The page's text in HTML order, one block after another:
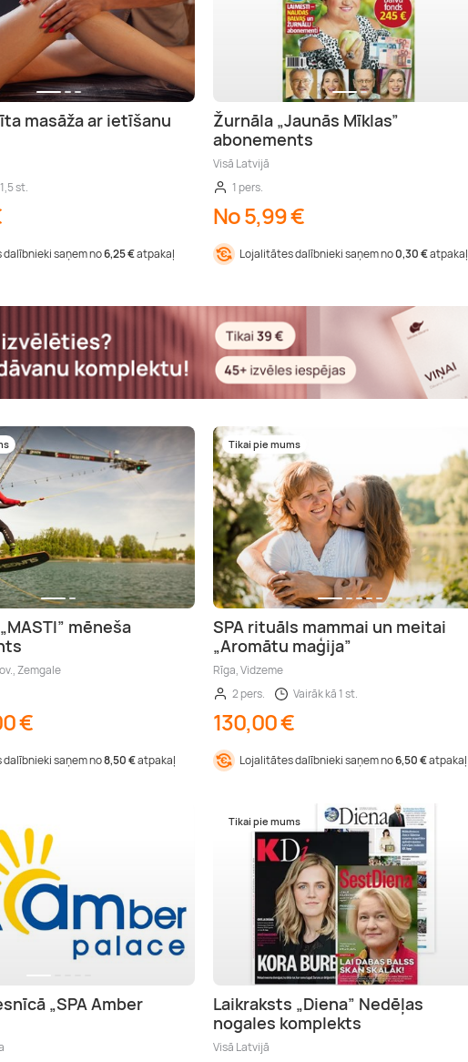
masāža ar ietīšanu
1,5 st.
saņem no6,25 €atpakaļ
Žurnāla „Jaunās Mīklas”
abonements
Visā Latvijā
1 pers.
No 5,99 €
Lojalitātes dalībnieki saņem no0,30 €atpakaļ
mēneša
Zemgale
€
saņem no8,50 €atpakaļ
Tikai pie mums
SPA rituāls mammai un meitai
„Aromātu maģija”
Rīga, Vidzeme
2 pers.
Vairāk kā 1 st.
130,00 €
Lojalitātes dalībnieki saņem no6,50 €atpakaļ
„SPA Amber
Tikai pie mums
Laikraksts „Diena” Nedēļas
nogales komplekts
Visā Latvijā